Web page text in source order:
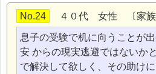
No.24 ４０代 女性 〔家族
息子の受験で机に向うことが
安 からの現実逃避ではないか
で解決して欲しく、その助け